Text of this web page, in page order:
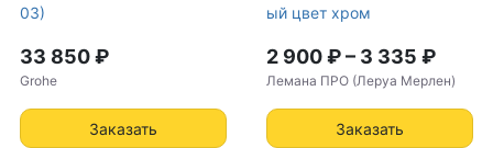
03)
33 850 ₽
Grohe
Заказать
ый цвет хром
2 900 ₽– 3 335 ₽
Лемана ПРО (Леруа Мерлен)
Заказать